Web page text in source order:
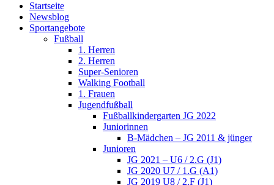
Startseite
Newsblog
Sportangebote
Fußball
1. Herren
2. Herren
Super-Senioren
Walking Football
1. Frauen
Jugendfußball
Fußballkindergarten JG 2022
Juniorinnen
B-Mädchen – JG 2011 & jünger
Junioren
JG 2021 – U6 / 2.G (J1)
JG 2020 U7 / 1.G (A1)
JG 2019 U8 / 2.F (J1)